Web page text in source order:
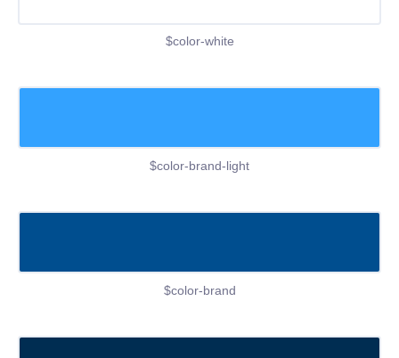
$color-white
$color-brand-light
$color-brand